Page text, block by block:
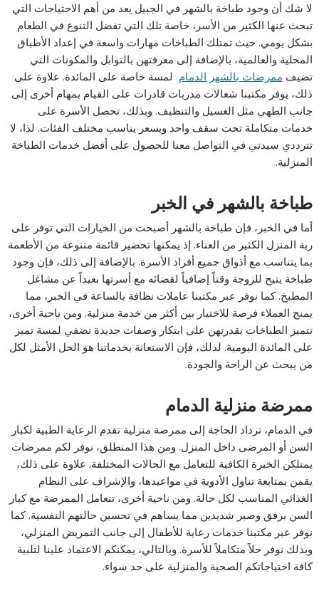
لا شك أن وجود طباخة بالشهر في الجبيل يعد من أهم الاحتياجات التي
تبحث عنها الكثير من الأسر، خاصة تلك التي تفضل التنوع في الطعام
بشكل يومي. حيث تمتلك الطباخات مهارات واسعة في إعداد الأطباق
المحلية والعالمية، بالإضافة إلى معرفتهن بالتوابل والمكونات التي
تضيف ممرضات بالشهر الدمام لمسة خاصة على المائدة. علاوة على
ذلك، يوفر مكتبنا شغالات مدربات قادرات على القيام بمهام أخرى إلى
جانب الطهي مثل الغسيل والتنظيف. وبذلك، تحصل الأسرة على
خدمات متكاملة تحت سقف واحد وبسعر يناسب مختلف الفئات. لذا، لا
تترددي سيدتي في التواصل معنا للحصول على أفضل خدمات الطباخة
المنزلية.
طباخة بالشهر في الخبر
أما في الخبر، فإن طباخة بالشهر أصبحت من الخيارات التي توفر على
ربة المنزل الكثير من العناء. إذ يمكنها تحضير قائمة متنوعة من الأطعمة
بما يتناسب مع أذواق جميع أفراد الأسرة. بالإضافة إلى ذلك، فإن وجود
طباخة يتيح للزوجة وقتاً إضافياً لقضائه مع أسرتها بعيداً عن مشاغل
المطبخ. كما نوفر عبر مكتبنا عاملات نظافة بالساعة في الخبر، مما
يمنح العملاء فرصة للاختيار بين أكثر من خدمة منزلية. ومن ناحية أخرى،
تتميز الطباخات بقدرتهن على ابتكار وصفات جديدة تضفي لمسة تميز
على المائدة اليومية. لذلك، فإن الاستعانة بخدماتنا هو الحل الأمثل لكل
من يبحث عن الراحة والجودة.
ممرضة منزلية الدمام
في الدمام، تزداد الحاجة إلى ممرضة منزلية تقدم الرعاية الطبية لكبار
السن أو المرضى داخل المنزل. ومن هذا المنطلق، نوفر لكم ممرضات
يمتلكن الخبرة الكافية للتعامل مع الحالات المختلفة. علاوة على ذلك،
يقمن بمتابعة تناول الأدوية في مواعيدها، والإشراف على النظام
الغذائي المناسب لكل حالة. ومن ناحية أخرى، تتعامل الممرضة مع كبار
السن برفق وصبر شديدين مما يساهم في تحسين حالتهم النفسية. كما
نوفر عبر مكتبنا خدمات رعاية للأطفال إلى جانب التمريض المنزلي،
وبذلك نوفر حلاً متكاملاً للأسرة. وبالتالي، يمكنكم الاعتماد علينا لتلبية
كافة احتياجاتكم الصحية والمنزلية على حد سواء.